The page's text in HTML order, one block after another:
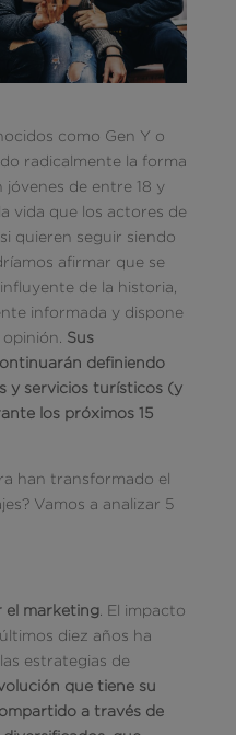
como Gen Y o
radicalmente la forma
de entre 18 y
vida que los actores de
quieren seguir siendo
afirmar que se
de la historia,
informada y dispone
Sus
definiendo
y servicios turísticos (y
los próximos 15
han transformado el
Vamos a analizar 5
el marketing. El impacto
diez años ha
estrategias de
que tiene su
a través de